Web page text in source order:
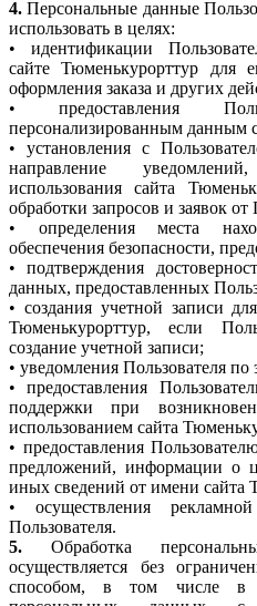
4. Персональные данные
использовать в целях:
• идентификации
сайте Тюменькурорттур для
оформления заказа и других
• предоставления
персонализированным данным
• установления с
направление
использования сайта
обработки запросов и заявок от
• определения места
обеспечения безопасности,
• подтверждения
данных, предоставленных
• создания учетной записи
Тюменькурорттур, если
создание учетной записи;
• уведомления Пользователя по
• предоставления
поддержки при
использованием сайта
• предоставления
предложений, информации о
иных сведений от имени сайта
• осуществления
Пользователя.
5. Обработка
осуществляется без
способом, в том числе в